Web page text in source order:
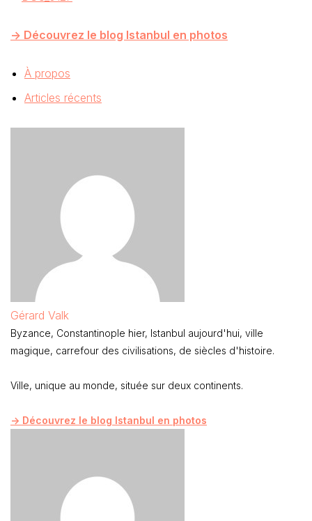
-> Découvrez le blog Istanbul en photos
À propos
Articles récents
Gérard Valk
Byzance, Constantinople hier, Istanbul aujourd'hui, ville
magique, carrefour des civilisations, de siècles d'histoire.
Ville, unique au monde, située sur deux continents.
-> Découvrez le blog Istanbul en photos